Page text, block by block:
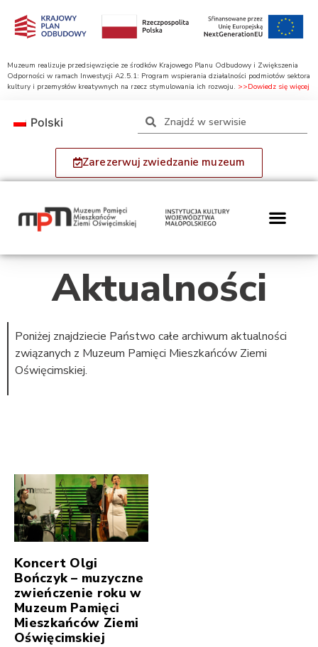
Muzeum realizuje przedsięwzięcie ze środków Krajowego Planu Odbudowy i Zwiększenia
Odporności w ramach Inwestycji A2.5.1: Program wspierania działalności podmiotów sektora
kultury i przemysłów kreatywnych na rzecz stymulowania ich rozwoju. >>Dowiedz się więcej
Zarezerwuj zwiedzanie muzeum
Polski
Aktualności
Poniżej znajdziecie Państwo całe archiwum aktualności
związanych z Muzeum Pamięci Mieszkańców Ziemi
Oświęcimskiej.
Koncert Olgi
Bończyk – muzyczne
zwieńczenie roku w
Muzeum Pamięci
Mieszkańców Ziemi
Oświęcimskiej